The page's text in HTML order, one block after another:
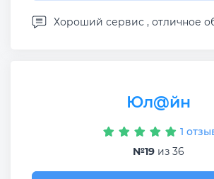
Хороший сервис , отличное
Юл@йн
1
№19из 36